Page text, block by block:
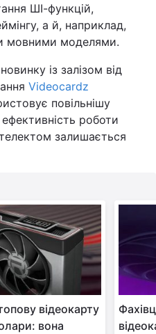
ШІ-функцій,
а й, наприклад,
мовними моделями.
із залізом від
Videocardz
повільнішу
роботи
залишається
відеокарту
вона